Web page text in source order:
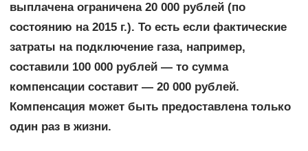
выплачена ограничена 20 000 рублей (по
состоянию на 2015 г.). То есть если фактические
затраты на подключение газа, например,
составили 100 000 рублей — то сумма
компенсации составит — 20 000 рублей.
Компенсация может быть предоставлена только
один раз в жизни.